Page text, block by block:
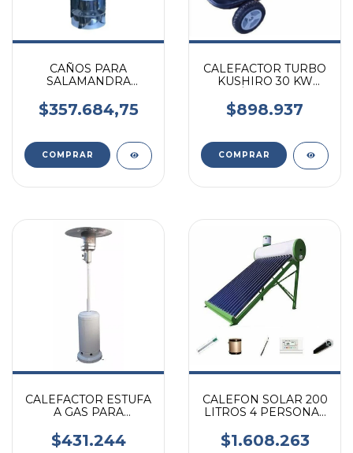
CAÑOS PARA
SALAMANDRA
ACERO INOXIDABLE
$357.684,75
COMPRAR
CALEFACTOR TURBO
KUSHIRO 30 KW
TERMOSTATO
$898.937
COMPRAR
CALEFACTOR ESTUFA
A GAS PARA
HASTA 6 MTS
$431.244
CALEFON SOLAR 200
LITROS 4 PERSONAS
C/ACCESORIOS
$1.608.263